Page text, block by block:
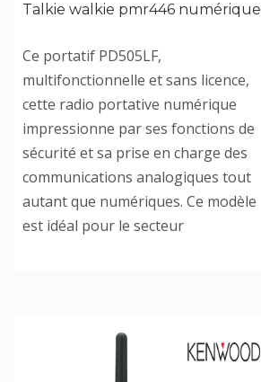
Talkie walkie pmr446 numérique
Ce portatif PD505LF,
multifonctionnelle et sans licence,
cette radio portative numérique
impressionne par ses fonctions de
sécurité et sa prise en charge des
communications analogiques tout
autant que numériques. Ce modèle
est idéal pour le secteur